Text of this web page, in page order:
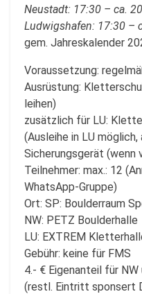
Neustadt: 17:30 – ca.
Ludwigshafen: 17:30 –
gem. Jahreskalender
Voraussetzung:
Ausrüstung:
leihen)
zusätzlich für LU:
(Ausleihe in LU
Sicherungsgerät (wenn
Teilnehmer: max.: 12
WhatsApp-Gruppe)
Ort: SP: Boulderraum
NW: PETZ Boulderhalle
LU: EXTREM
Gebühr: keine für FMS
4.- € Eigenanteil für NW
(restl. Eintritt sponsert